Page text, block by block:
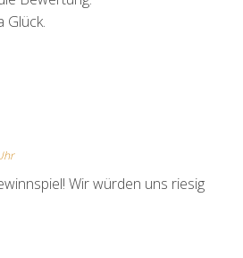
Glück.
Wir würden uns riesig